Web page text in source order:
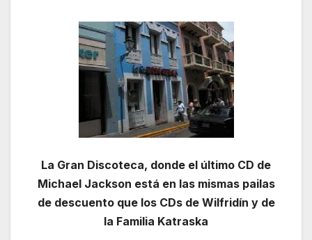
La Gran Discoteca, donde el último CD de
Michael Jackson está en las mismas pailas
de descuento que los CDs de Wilfridín y de
la Familia Katraska